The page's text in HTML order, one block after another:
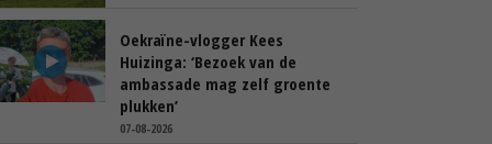
Oekraïne-vlogger Kees
Huizinga: ‘Bezoek van de
ambassade mag zelf groente
plukken’
07-08-2026